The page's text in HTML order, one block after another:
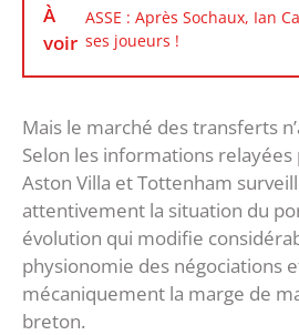
À
voir
ASSE : Après Sochaux, Ian
ses joueurs !
‎Mais le marché des transferts
Selon les informations relayées
Aston Villa et Tottenham
attentivement la situation du
évolution qui modifie
physionomie des négociations
mécaniquement la marge de
breton.